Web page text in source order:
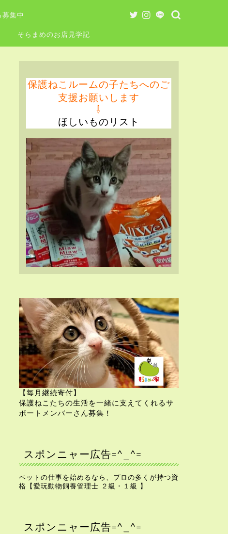
募集中
そらまめのお店見学記
保護ねこルームの子たちへのご
支援お願いします
⇩
ほしいものリスト
【毎月継続寄付】
保護ねこたちの生活を一緒に支えてくれるサ
ポートメンバーさん募集！
スポンニャー広告=^_^=
ペットの仕事を始めるなら、プロの多くが持つ資
格【愛玩動物飼養管理士 ２級・１級 】
スポンニャー広告=^_^=